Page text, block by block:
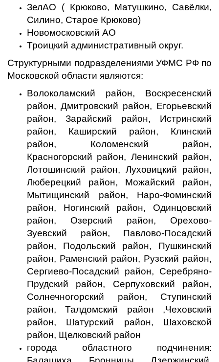
ЗелАО ( Крюково, Матушкино, Савёлки,
Силино, Старое Крюково)
Новомосковский АО
Троицкий административный округ.
Структурными подразделениями УФМС РФ по
Московской области являются:
Волоколамский район, Воскресенский
район, Дмитровский район, Егорьевский
район, Зарайский район, Истринский
район, Каширский район, Клинский
район, Коломенский район,
Красногорский район, Ленинский район,
Лотошинский район, Луховицкий район,
Люберецкий район, Можайский район,
Мытищинский район, Наро-Фоминский
район, Ногинский район, Одинцовский
район, Озерский район, Орехово-
Зуевский район, Павлово-Посадский
район, Подольский район, Пушкинский
район, Раменский район, Рузский район,
Сергиево-Посадский район, Серебряно-
Прудский район, Серпуховский район,
Солнечногорский район, Ступинский
район, Талдомский район ,Чеховский
район, Шатурский район, Шаховской
район, Щелковский район
города областного подчинения: